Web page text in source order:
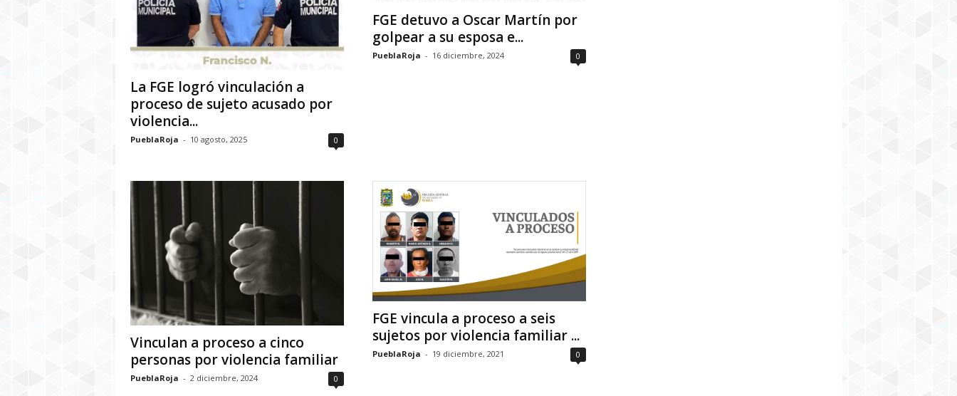
La FGE logró vinculación a
proceso de sujeto acusado por
violencia...
PueblaRoja - 10 agosto, 2025 0
FGE detuvo a Oscar Martín por
golpear a su esposa e...
PueblaRoja - 16 diciembre, 2024 0
Vinculan a proceso a cinco
personas por violencia familiar
PueblaRoja - 2 diciembre, 2024 0
FGE vincula a proceso a seis
sujetos por violencia familiar ...
PueblaRoja - 19 diciembre, 2021 0